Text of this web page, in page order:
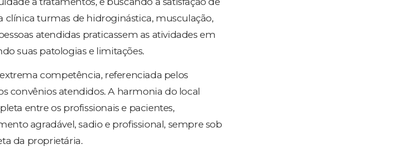
clínica turmas de hidroginástica, musculação,
atendidas praticassem as atividades em
suas patologias e limitações.
competência, referenciada pelos
convênios atendidos. A harmonia do local
entre os profissionais e pacientes,
agradável, sadio e profissional, sempre sob
da proprietária.